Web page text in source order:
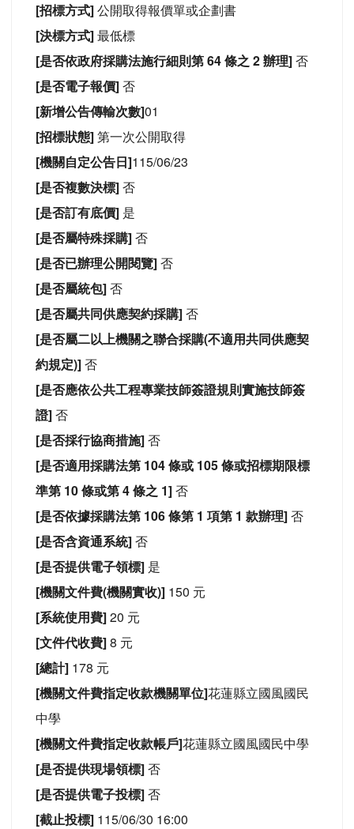
[招標方式]公開取得報價單或企劃書
[決標方式]最低標
[是否依政府採購法施行細則第 64 條之 2 辦理]否
[是否電子報價]否
[新增公告傳輸次數]01
[招標狀態]第一次公開取得
[機關自定公告日]115/06/23
[是否複數決標]否
[是否訂有底價] 是
[是否屬特殊採購]否
[是否已辦理公開閱覽]否
[是否屬統包]否
[是否屬共同供應契約採購]否
[是否屬二以上機關之聯合採購(不適用共同供應契
約規定)]否
[是否應依公共工程專業技師簽證規則實施技師簽
證]否
[是否採行協商措施]否
[是否適用採購法第 104 條或 105 條或招標期限標
準第 10 條或第 4 條之 1]否
[是否依據採購法第 106 條第 1 項第 1 款辦理]否
[是否含資通系統]否
[是否提供電子領標] 是
[機關文件費(機關實收)] 150 元
[系統使用費]20 元
[文件代收費]8 元
[總計] 178 元
[機關文件費指定收款機關單位]花蓮縣立國風國民
中學
[機關文件費指定收款帳戶]花蓮縣立國風國民中學
[是否提供現場領標]否
[是否提供電子投標]否
[截止投標] 115/06/30 16:00